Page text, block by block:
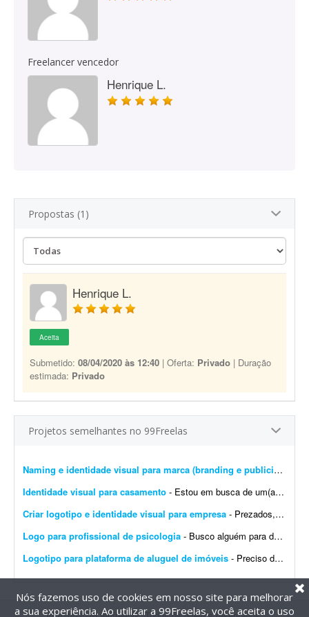
Freelancer vencedor
Henrique L.
Propostas (1)
Henrique L.
Aceita
Submetido: 08/04/2020 às 12:40 | Oferta: Privado | Duração
estimada: Privado
Projetos semelhantes no 99Freelas
Naming e identidade visual para marca (branding e publicidade)
Identidade visual para casamento - Estou em busca de um(a) designer para desenvolver a identidade visual para o meu casamento. O estilo será inspirado no universo medieval/encantado; temos como referência O Senhor dos A...
Criar logotipo e identidade visual para empresa - Prezados, tenho uma pessoa em mente para o trabalho e a direcionarei a este projeto. Trata-se da criação de logotipo e identidade visual para a empresa do agronegócio Agromation.
Logo para profissional de psicologia - Busco alguém para desenvolver uma identidade visual para meu instagram como profissional de psicologia.
Logotipo para plataforma de aluguel de imóveis - Preciso de um designer para produzir os arquivos finais de um logotipo já 100% definido. Não é um trabalho de criação ou conceito - o logotipo, as cores, a tipogr...
Nós fazemos uso de cookies em nosso site para melhorar
a sua experiência. Ao utilizar a 99Freelas, você aceita o uso